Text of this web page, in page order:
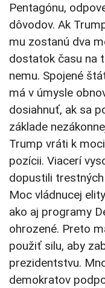
Pentagónu,
dôvodov. Ak
mu zostanú dva
dostatok času na
nemu. Spojené
má v úmysle
dosiahnuť, ak sa
základe
Trump vráti k
pozícii. Viacerí
dopustili
Moc vládnucej
ako aj programy
ohrozené. Preto
použiť silu, aby
prezidentstvu.
demokratov